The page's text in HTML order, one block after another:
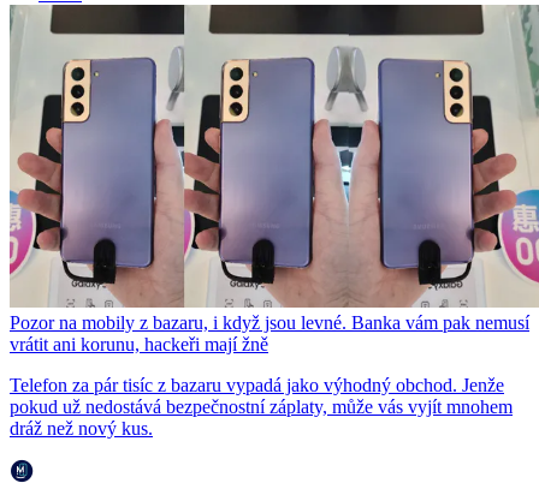
Pozor na mobily z bazaru, i když jsou levné. Banka vám pak nemusí
vrátit ani korunu, hackeři mají žně
Telefon za pár tisíc z bazaru vypadá jako výhodný obchod. Jenže
pokud už nedostává bezpečnostní záplaty, může vás vyjít mnohem
dráž než nový kus.